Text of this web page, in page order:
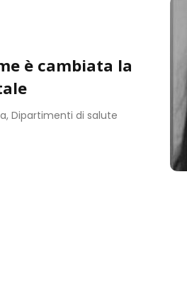
è cambiata la
Dipartimenti di salute